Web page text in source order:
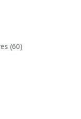
(60)